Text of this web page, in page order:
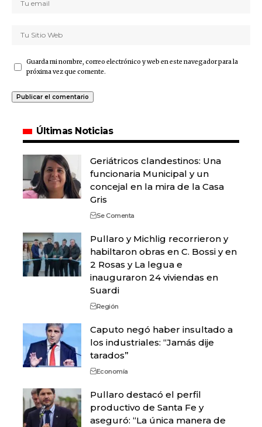
Guarda mi nombre, correo electrónico y web en este navegador para la
próxima vez que comente.
Últimas Noticias
Geriátricos clandestinos: Una
funcionaria Municipal y un
concejal en la mira de la Casa
Gris
Se Comenta
Pullaro y Michlig recorrieron y
habiltaron obras en C. Bossi y en
2 Rosas y La legua e
inauguraron 24 viviendas en
Suardi
Región
Caputo negó haber insultado a
los industriales: “Jamás dije
tarados”
Economía
Pullaro destacó el perfil
productivo de Santa Fe y
aseguró: “La única manera de